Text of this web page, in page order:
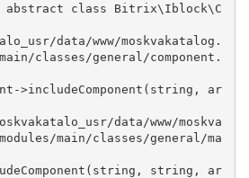
abstract class Bitrix\Iblock\C
data/www/moskvakatalog.
classes/general/component.
>includeComponent(string, ar
main/classes/general/ma
string, ar